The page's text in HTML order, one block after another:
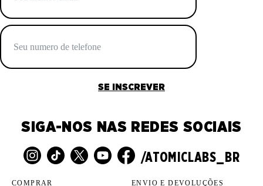
SE INSCREVER
SIGA-NOS NAS REDES SOCIAIS
/ATOMICLABS_BR
COMPRAR ENVIO E DEVOLUÇÕES